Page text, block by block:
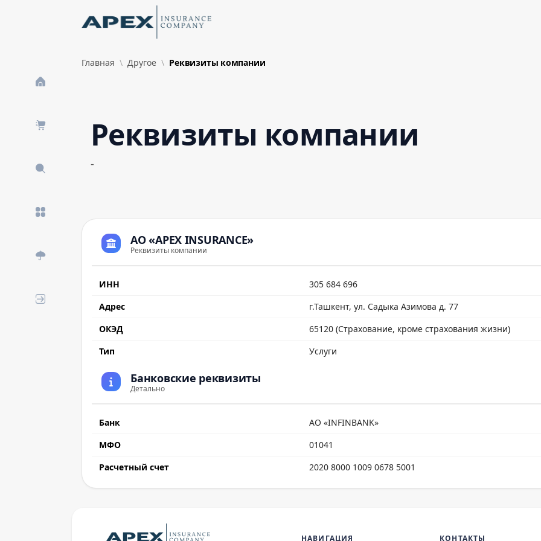
Главная Другое Реквизиты компании
Реквизиты компании
-
АО «APEX INSURANCE»
Реквизиты компании
ИНН
305 684 696
Адрес
г.Ташкент, ул. Садыка Азимова д. 77
ОКЭД
65120 (Страхование, кроме страхования жизни)
Тип
Услуги
Банковские реквизиты
Детально
Банк
АО «INFINBANK»
МФО
01041
Расчетный счет
2020 8000 1009 0678 5001
НАВИГАЦИЯ КОНТАКТЫ